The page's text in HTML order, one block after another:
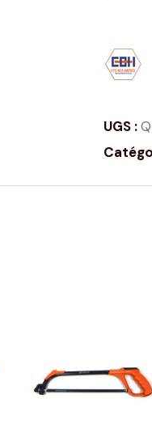
UGS :